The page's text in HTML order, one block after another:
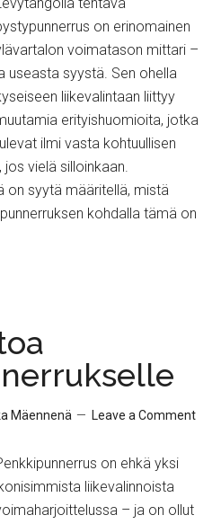
on erinomainen
voimatason mittari –
useasta syystä. Sen ohella
liikevalintaan liittyy
erityishuomioita, jotka
ilmi vasta kohtuullisen
vielä silloinkaan.
on syytä määritellä, mistä
kohdalla tämä on
Mäennenä Leave a Comment
on ehkä yksi
liikevalinnoista
– ja on ollut